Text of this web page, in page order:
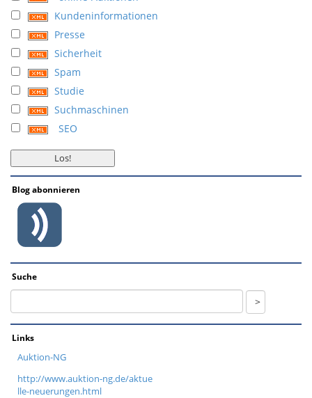
Kundeninformationen
Presse
Sicherheit
Spam
Studie
Suchmaschinen
SEO
Blog abonnieren
Suche
Links
Auktion-NG
http://www.auktion-ng.de/aktue
lle-neuerungen.html